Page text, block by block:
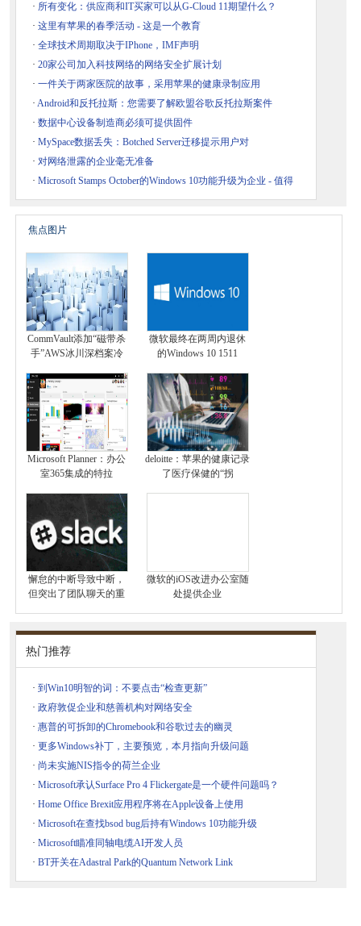
· 所有变化：供应商和IT买家可以从G-Cloud 11期望什么？
· 这里有苹果的春季活动 - 这是一个教育
· 全球技术周期取决于IPhone，IMF声明
· 20家公司加入科技网络的网络安全扩展计划
· 一件关于两家医院的故事，采用苹果的健康录制应用
· Android和反托拉斯：您需要了解欧盟谷歌反托拉斯案件
· 数据中心设备制造商必须可提供固件
· MySpace数据丢失：Botched Server迁移提示用户对
· 对网络泄露的企业毫无准备
· Microsoft Stamps October的Windows 10功能升级为企业 - 值得
焦点图片
CommVault添加“磁带杀
手”AWS冰川深档案冷
微软最终在两周内退休
的Windows 10 1511
Microsoft Planner：办公
室365集成的特拉
deloitte：苹果的健康记录
了医疗保健的“拐
懈怠的中断导致中断，
但突出了团队聊天的重
微软的iOS改进办公室随
处提供企业
热门推荐
· 到Win10明智的词：不要点击“检查更新”
· 政府敦促企业和慈善机构对网络安全
· 惠普的可拆卸的Chromebook和谷歌过去的幽灵
· 更多Windows补丁，主要预览，本月指向升级问题
· 尚未实施NIS指令的荷兰企业
· Microsoft承认Surface Pro 4 Flickergate是一个硬件问题吗？
· Home Office Brexit应用程序将在Apple设备上使用
· Microsoft在查找bsod bug后持有Windows 10功能升级
· Microsoft瞄准同轴电缆AI开发人员
· BT开关在Adastral Park的Quantum Network Link